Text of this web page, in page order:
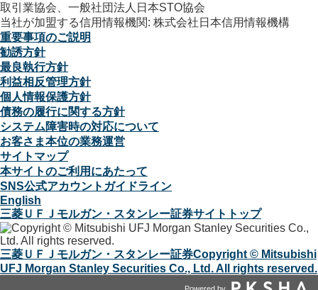
取引業協会、一般社団法人日本STO協会
当社が加盟する信用情報機関: 株式会社日本信用情報機構
重要事項のご説明
勧誘方針
最良執行方針
利益相反管理方針
個人情報保護方針
債務の履行に関する方針
システム障害時の対応について
お客さま本位の業務運営
サイトマップ
本サイトのご利用にあたって
SNS公式アカウントガイドライン
English
三菱ＵＦＪモルガン・スタンレー証券サイトトップ
三菱ＵＦＪモルガン・スタンレー証券Copyright © Mitsubishi
UFJ Morgan Stanley Securities Co., Ltd. All rights reserved.
Powered by